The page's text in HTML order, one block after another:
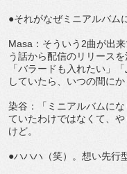
●それがなぜミニアルバム
Masa：そういう2曲が出
う話から配信のリリース
「バラードも入れたい」
していたら、いつの間に
染谷：「ミニアルバムに
ていたわけではなくて、
けど。
●ハハハ（笑）。想い先行